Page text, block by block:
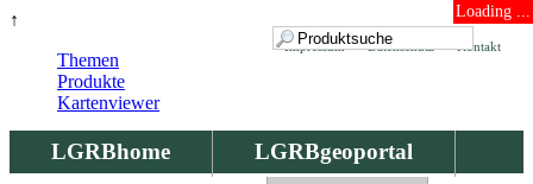
↑ Loading ...
Kontakt
Datenschutz
Impressum
LGRBhome
LGRBgeoportal
Themen
Produkte
Kartenviewer